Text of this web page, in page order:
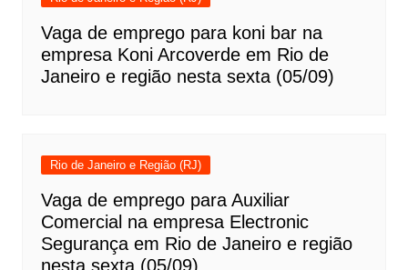
Vaga de emprego para koni bar na
empresa Koni Arcoverde em Rio de
Janeiro e região nesta sexta (05/09)
Rio de Janeiro e Região (RJ)
Vaga de emprego para Auxiliar
Comercial na empresa Electronic
Segurança em Rio de Janeiro e região
nesta sexta (05/09)